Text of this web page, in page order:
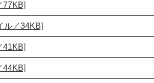
77KB]
ル／34KB]
41KB]
44KB]